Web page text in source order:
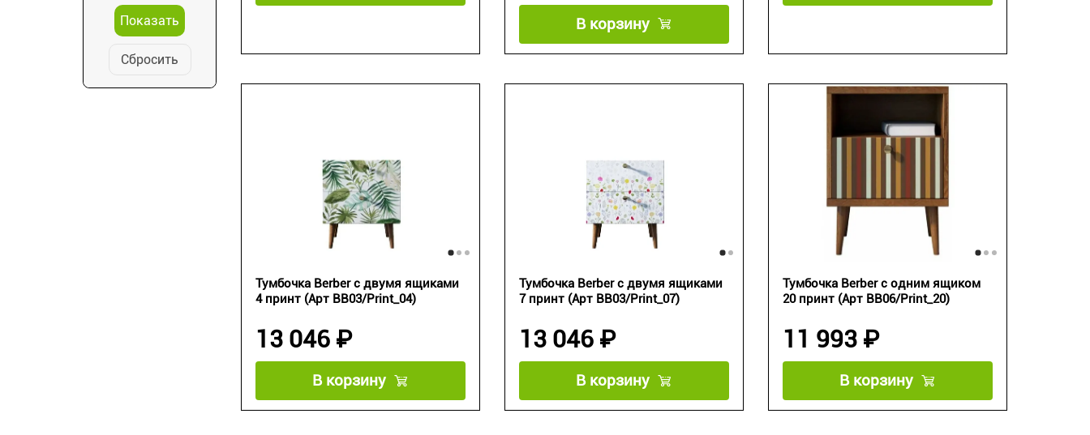
Сбросить
В корзину
Тумбочка Berber с двумя ящиками
4 принт (Арт BB03/Print_04)
13 046 ₽
В корзину
Тумбочка Berber с двумя ящиками
7 принт (Арт BB03/Print_07)
13 046 ₽
В корзину
Тумбочка Berber с одним ящиком
20 принт (Арт BB06/Print_20)
11 993 ₽
В корзину